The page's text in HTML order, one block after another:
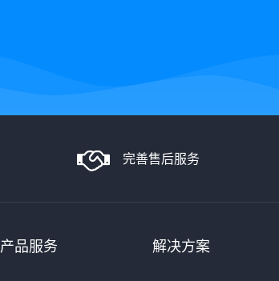
完善售后服务
产品服务 解决方案